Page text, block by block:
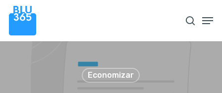
Pular
para
procura
Economizar